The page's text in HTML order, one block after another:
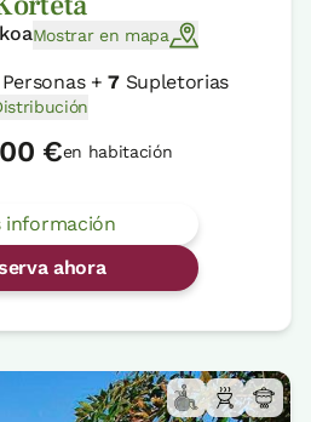
Mostrar en mapa
Personas +7Supletorias
€en habitación
información
ahora